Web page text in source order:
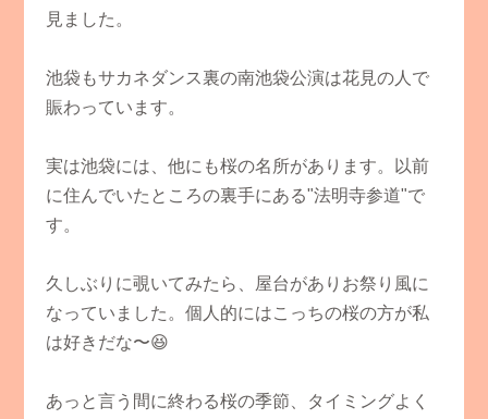
見ました。
池袋もサカネダンス裏の南池袋公演は花見の人で
賑わっています。
実は池袋には、他にも桜の名所があります。以前
に住んでいたところの裏手にある"法明寺参道"で
す。
久しぶりに覗いてみたら、屋台がありお祭り風に
なっていました。個人的にはこっちの桜の方が私
は好きだな〜😆
あっと言う間に終わる桜の季節、タイミングよく